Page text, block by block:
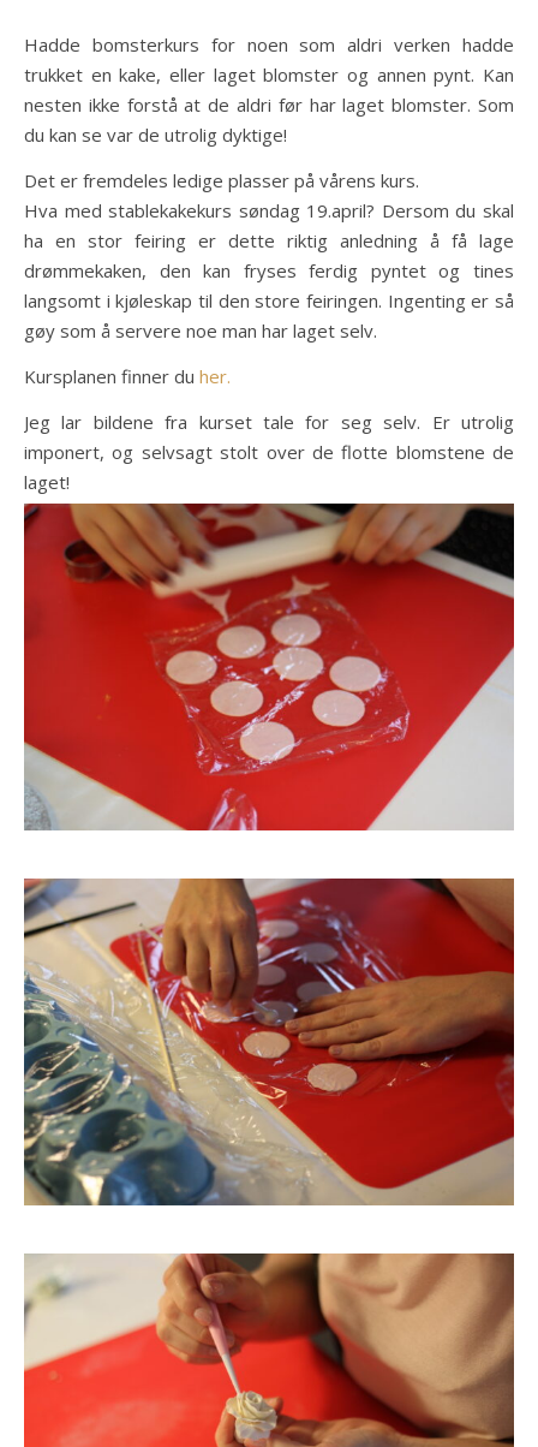
Hadde bomsterkurs for noen som aldri verken hadde
trukket en kake, eller laget blomster og annen pynt. Kan
nesten ikke forstå at de aldri før har laget blomster. Som
du kan se var de utrolig dyktige!
Det er fremdeles ledige plasser på vårens kurs.
Hva med stablekakekurs søndag 19.april? Dersom du skal
ha en stor feiring er dette riktig anledning å få lage
drømmekaken, den kan fryses ferdig pyntet og tines
langsomt i kjøleskap til den store feiringen. Ingenting er så
gøy som å servere noe man har laget selv.
Kursplanen finner du her.
Jeg lar bildene fra kurset tale for seg selv. Er utrolig
imponert, og selvsagt stolt over de flotte blomstene de
laget!